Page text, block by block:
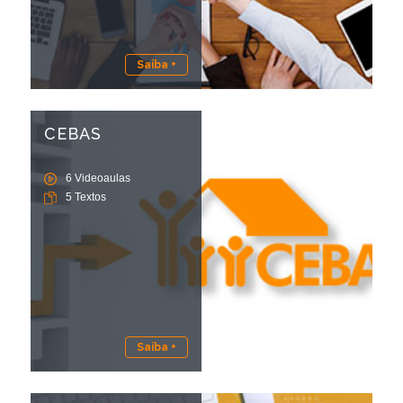
Saiba +
CEBAS
6 Videoaulas
5 Textos
Saiba +